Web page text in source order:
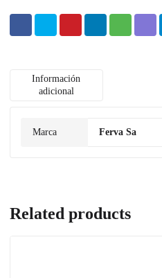
Información
adicional
Marca Ferva Sa
Related products